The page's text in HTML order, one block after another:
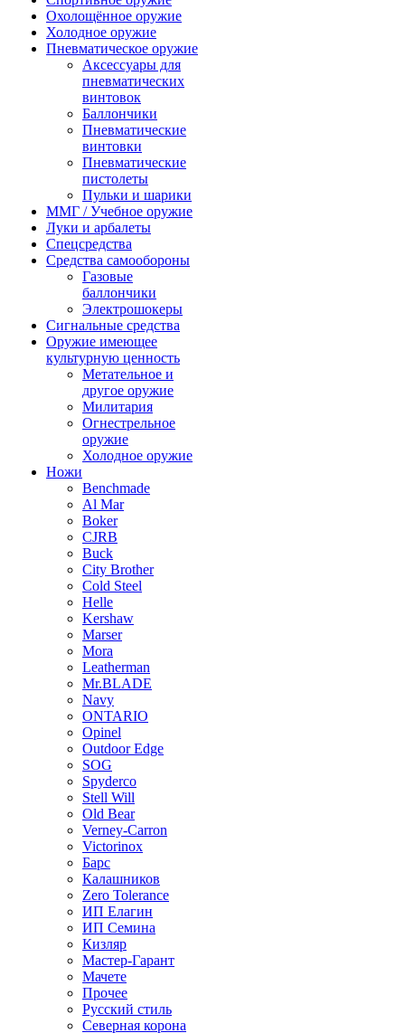
Охолощённое оружие
Холодное оружие
Пневматическое оружие
Аксессуары для
пневматических
винтовок
Баллончики
Пневматические
винтовки
Пневматические
пистолеты
Пульки и шарики
ММГ / Учебное оружие
Луки и арбалеты
Спецсредства
Средства самообороны
Газовые
баллончики
Электрошокеры
Сигнальные средства
Оружие имеющее
культурную ценность
Метательное и
другое оружие
Милитария
Огнестрельное
оружие
Холодное оружие
Ножи
Benchmade
Al Mar
Boker
CJRB
Buck
City Brother
Cold Steel
Helle
Kershaw
Marser
Mora
Leatherman
Mr.BLADE
Navy
ONTARIO
Opinel
Outdoor Edge
SOG
Spyderco
Stell Will
Old Bear
Verney-Carron
Victorinox
Барс
Калашников
Zero Tolerance
ИП Елагин
ИП Семина
Кизляр
Мастер-Гарант
Мачете
Прочее
Русский стиль
Северная корона